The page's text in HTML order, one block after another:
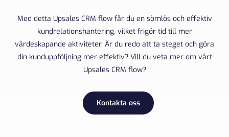
Med detta Upsales CRM flow får du en sömlös och effektiv
kundrelationshantering, vilket frigör tid till mer
värdeskapande aktiviteter. Är du redo att ta steget och göra
din kunduppföljning mer effektiv? Vill du veta mer om vårt
Upsales CRM flow?
Kontakta oss